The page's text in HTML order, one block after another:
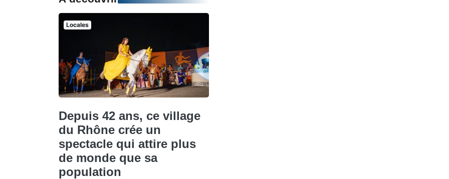
Locales
Depuis 42 ans, ce village
du Rhône crée un
spectacle qui attire plus
de monde que sa
population